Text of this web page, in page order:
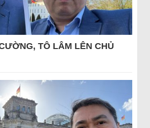
TÔ LÂM LÊN CHỦ